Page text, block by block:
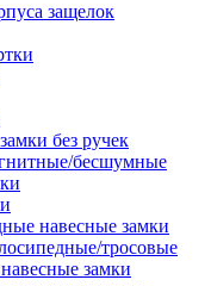
защелок
без ручек
бесшумные
навесные замки
тросовые
замки